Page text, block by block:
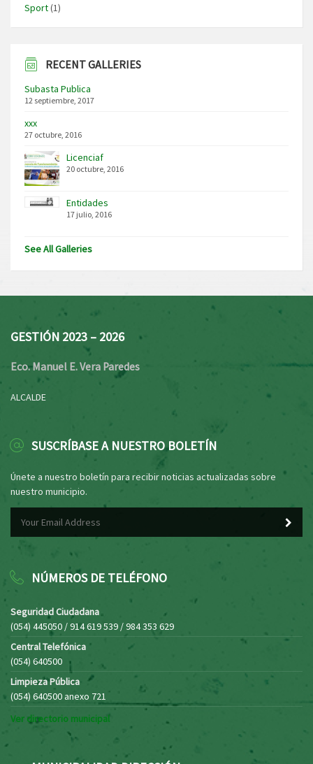
Sport(1)
RECENT GALLERIES
Subasta Publica
12 septiembre, 2017
xxx
27 octubre, 2016
Licenciaf
20 octubre, 2016
Entidades
17 julio, 2016
See All Galleries
GESTIÓN 2023 – 2026
Eco. Manuel E. Vera Paredes
ALCALDE
SUSCRÍBASE A NUESTRO BOLETÍN
Únete a nuestro boletín para recibir noticias actualizadas sobre
nuestro municipio.
NÚMEROS DE TELÉFONO
Seguridad Ciudadana
(054) 445050 / 914 619 539 / 984 353 629
Central Telefónica
(054) 640500
Limpieza Pública
(054) 640500 anexo 721
Ver directorio municipal